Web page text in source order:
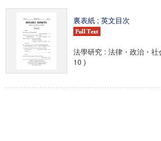
裏表紙 ; 英文目次
法學研究 : 法律・政治・
10 )